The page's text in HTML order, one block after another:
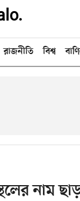
রাজনীতি বিশ্ব
নাম